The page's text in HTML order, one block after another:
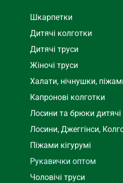
Шкарпетки
Дитячі колготки
Дитячі труси
Жіночі труси
Халати, нічнушки,
Капронові колготки
Лосини та брюки дитячі
Лосини, Джеггінси,
Піжами кігурумі
Рукавички оптом
Чоловічі труси